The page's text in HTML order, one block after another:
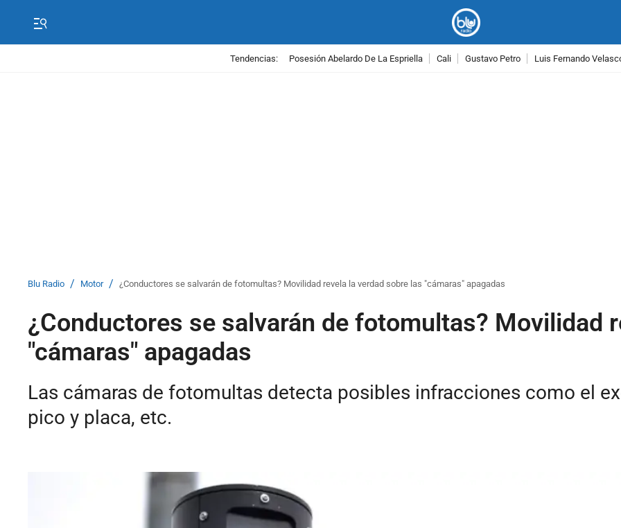
Tendencias: Posesión Abelardo De La Espriella Cali Gustavo Petro Luis Fernando
Blu Radio / Motor / ¿Conductores se salvarán de fotomultas? Movilidad revela la verdad sobre las "cámaras" apagadas
¿Conductores se salvarán de fotomultas? Movilidad
"cámaras" apagadas
Las cámaras de fotomultas detecta posibles infracciones como el
pico y placa, etc.